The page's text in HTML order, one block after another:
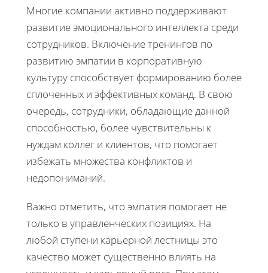
Многие компании активно поддерживают
развитие эмоционального интеллекта среди
сотрудников. Включение тренингов по
развитию эмпатии в корпоративную
культуру способствует формированию более
сплоченных и эффективных команд. В свою
очередь, сотрудники, обладающие данной
способностью, более чувствительны к
нуждам коллег и клиентов, что помогает
избежать множества конфликтов и
недопониманий.
Важно отметить, что эмпатия помогает не
только в управленческих позициях. На
любой ступени карьерной лестницы это
качество может существенно влиять на